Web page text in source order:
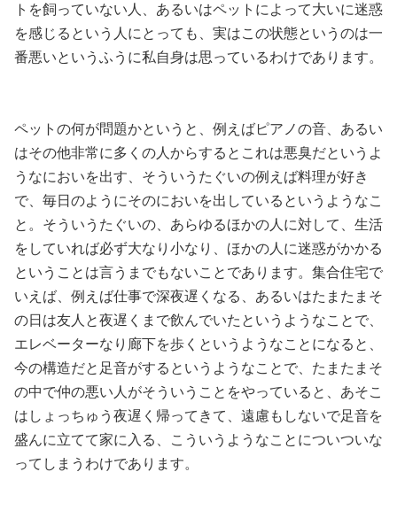
トを飼っていない人、あるいはペットによって大いに迷惑
を感じるという人にとっても、実はこの状態というのは一
番悪いというふうに私自身は思っているわけであります。
ペットの何が問題かというと、例えばピアノの音、あるい
はその他非常に多くの人からするとこれは悪臭だというよ
うなにおいを出す、そういうたぐいの例えば料理が好き
で、毎日のようにそのにおいを出しているというようなこ
と。そういうたぐいの、あらゆるほかの人に対して、生活
をしていれば必ず大なり小なり、ほかの人に迷惑がかかる
ということは言うまでもないことであります。集合住宅で
いえば、例えば仕事で深夜遅くなる、あるいはたまたまそ
の日は友人と夜遅くまで飲んでいたというようなことで、
エレベーターなり廊下を歩くというようなことになると、
今の構造だと足音がするというようなことで、たまたまそ
の中で仲の悪い人がそういうことをやっていると、あそこ
はしょっちゅう夜遅く帰ってきて、遠慮もしないで足音を
盛んに立てて家に入る、こういうようなことについついな
ってしまうわけであります。